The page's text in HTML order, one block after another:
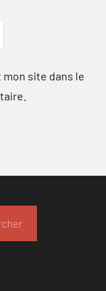
site dans le